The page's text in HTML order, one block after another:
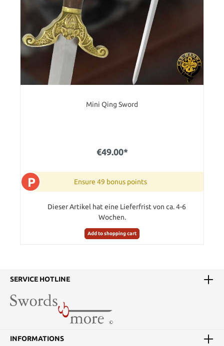
Mini Qing Sword
€49.00*
P Ensure 49 bonus points
Dieser Artikel hat eine Lieferfrist von ca. 4-6
Wochen.
Add to shopping cart
SERVICE HOTLINE
INFORMATIONS